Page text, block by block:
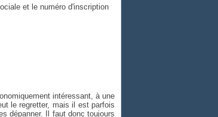
et le numéro d'inscription
intéressant, à une
le regretter, mais il est parfois
dépanner. Il faut donc toujours